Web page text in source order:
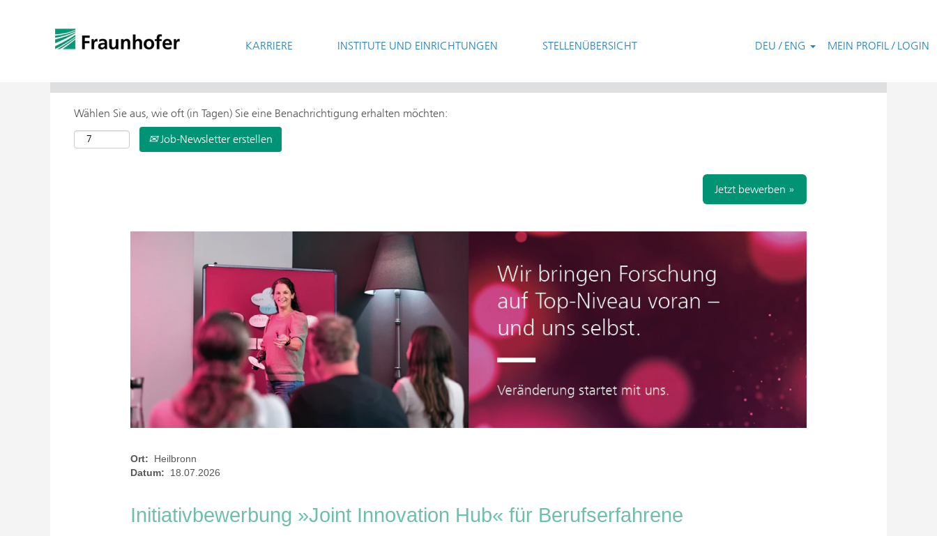
KARRIERE INSTITUTE UND EINRICHTUNGEN STELLENÜBERSICHT DEU / ENG MEIN PROFIL / LOGIN
> Weitere Suchoptionen
Wählen Sie aus, wie oft (in Tagen) Sie eine Benachrichtigung erhalten möchten:
Job-Newsletter erstellen
Jetzt bewerben »
Ort: Heilbronn
Datum: 18.07.2026
Initiativbewerbung »Joint Innovation Hub« für Berufserfahrene